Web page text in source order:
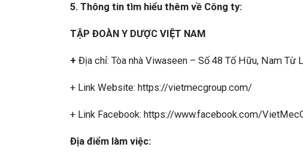
5. Thông tin tìm hiểu thêm về Công ty:
TẬP ĐOÀN Y DƯỢC VIỆT NAM
+ Địa chỉ: Tòa nhà Viwaseen – Số 48 Tố Hữu, Nam Từ
+ Link Website: https://vietmecgroup.com/
+ Link Facebook: https://www.facebook.com/
Địa điểm làm việc: